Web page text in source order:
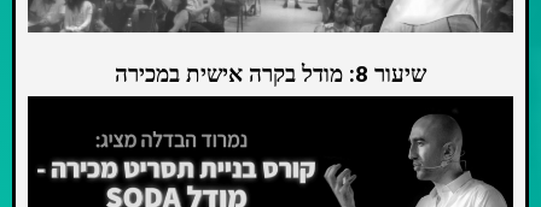
שיעור 8: מודל בקרה אישית במכירה